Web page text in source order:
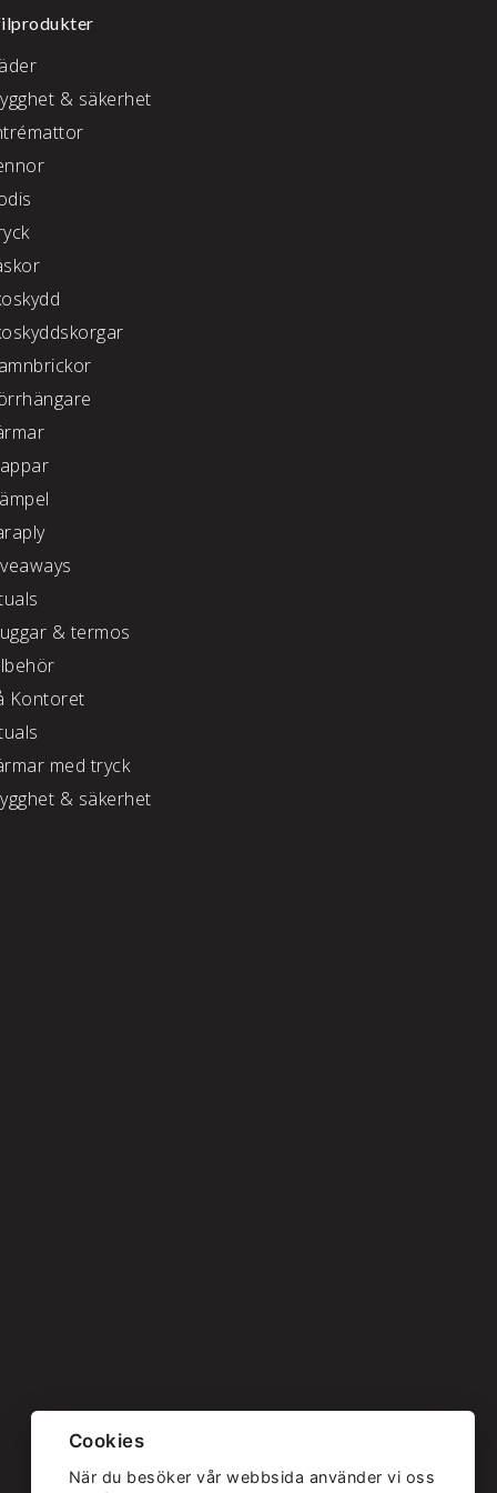
& säkerhet
& termos
Kontoret
med tryck
& säkerhet
Cookies
När du besöker vår webbsida använder vi oss